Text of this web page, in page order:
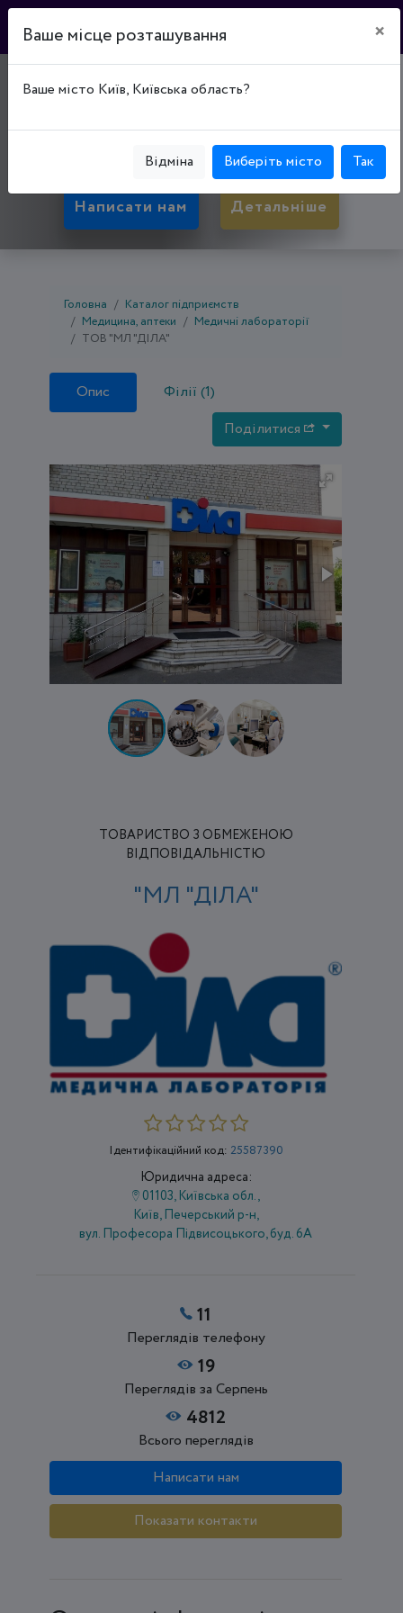
"МЛ "ДІЛА"
Професора Підвисоцького, буд. 6А
Написати нам Детальніше
Головна
Каталог підприємств
Медицина, аптеки
Медичні лабораторії
ТОВ "МЛ "ДІЛА"
Опис
Філії (1)
Поділитися
ТОВАРИСТВО З ОБМЕЖЕНОЮ
ВІДПОВІДАЛЬНІСТЮ
"МЛ "ДІЛА"
Ідентифікаційний код: 25587390
Юридична адреса:
01103, Київська обл.,
Київ, Печерський р-н,
вул. Професора Підвисоцького, буд. 6А
11
Переглядів телефону
19
Переглядів за Серпень
4812
Всього переглядів
Написати нам
Показати контакти
Ваше місце розташування ×
Ваше місто Київ, Київська область?
Відміна Виберіть місто Так